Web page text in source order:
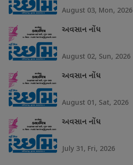
August 03, Mon, 2026
અવસાન નોંધ
August 02, Sun, 2026
અવસાન નોંધ
August 01, Sat, 2026
અવસાન નોંધ
July 31, Fri, 2026